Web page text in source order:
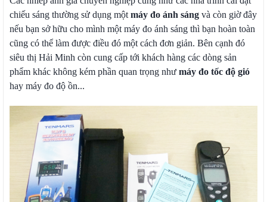
chiếu sáng thường sử dụng một máy đo ánh sáng và còn giờ đây
nếu bạn sở hữu cho mình một máy đo ánh sáng thì bạn hoàn toàn
cũng có thể làm được điều đó một cách đơn giản. Bên cạnh đó
siêu thị Hải Minh còn cung cấp tới khách hàng các dòng sản
phẩm khác không kém phần quan trọng như máy đo tốc độ gió
hay máy đo độ ồn...